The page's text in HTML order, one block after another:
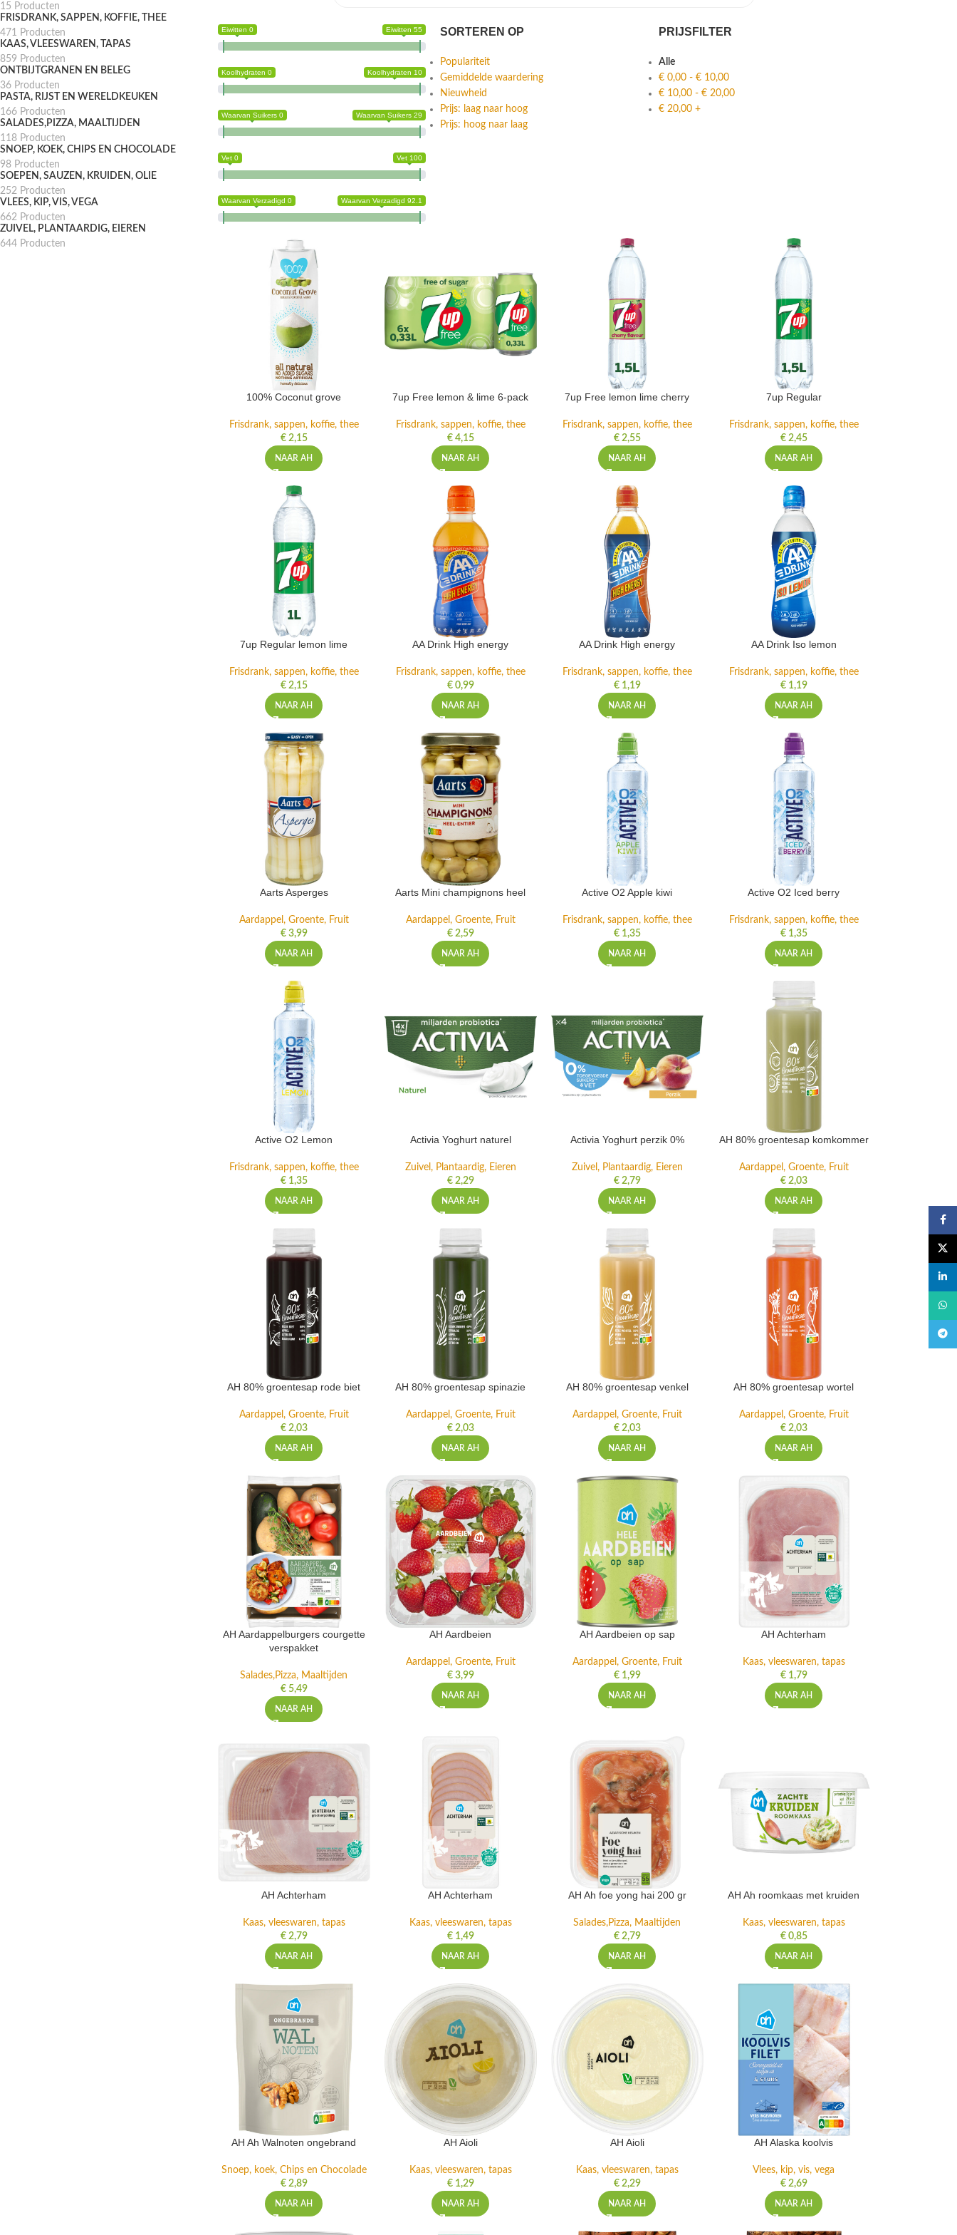
15 Producten
FRISDRANK, SAPPEN, KOFFIE, THEE
471 Producten
KAAS, VLEESWAREN, TAPAS
859 Producten
ONTBIJTGRANEN EN BELEG
36 Producten
PASTA, RIJST EN WERELDKEUKEN
166 Producten
SALADES,PIZZA, MAALTIJDEN
118 Producten
SNOEP, KOEK, CHIPS EN CHOCOLADE
98 Producten
SOEPEN, SAUZEN, KRUIDEN, OLIE
252 Producten
VLEES, KIP, VIS, VEGA
662 Producten
ZUIVEL, PLANTAARDIG, EIEREN
644 Producten
Eiwitten 0 Eiwitten 55
Koolhydraten 0 Koolhydraten 10
Waarvan Suikers 0 Waarvan Suikers 29
Vet 0 Vet 100
Waarvan Verzadigd 0 Waarvan Verzadigd 92.1
SORTEREN OP
Populariteit
Gemiddelde waardering
Nieuwheid
Prijs: laag naar hoog
Prijs: hoog naar laag
PRIJSFILTER
Alle
€0,00- €10,00
€10,00- €20,00
€20,00+
100% Coconut grove
Frisdrank, sappen, koffie, thee
€2,15
NAAR AH
7up Free lemon & lime 6-pack
Frisdrank, sappen, koffie, thee
€4,15
NAAR AH
7up Free lemon lime cherry
Frisdrank, sappen, koffie, thee
€2,55
NAAR AH
7up Regular
Frisdrank, sappen, koffie, thee
€2,45
NAAR AH
7up Regular lemon lime
Frisdrank, sappen, koffie, thee
€2,15
NAAR AH
AA Drink High energy
Frisdrank, sappen, koffie, thee
€0,99
NAAR AH
AA Drink High energy
Frisdrank, sappen, koffie, thee
€1,19
NAAR AH
AA Drink Iso lemon
Frisdrank, sappen, koffie, thee
€1,19
NAAR AH
Aarts Asperges
Aardappel, Groente, Fruit
€3,99
NAAR AH
Aarts Mini champignons heel
Aardappel, Groente, Fruit
€2,59
NAAR AH
Active O2 Apple kiwi
Frisdrank, sappen, koffie, thee
€1,35
NAAR AH
Active O2 Iced berry
Frisdrank, sappen, koffie, thee
€1,35
NAAR AH
Active O2 Lemon
Frisdrank, sappen, koffie, thee
€1,35
NAAR AH
Activia Yoghurt naturel
Zuivel, Plantaardig, Eieren
€2,29
NAAR AH
Activia Yoghurt perzik 0%
Zuivel, Plantaardig, Eieren
€2,79
NAAR AH
AH 80% groentesap komkommer
Aardappel, Groente, Fruit
€2,03
NAAR AH
AH 80% groentesap rode biet
Aardappel, Groente, Fruit
€2,03
NAAR AH
AH 80% groentesap spinazie
Aardappel, Groente, Fruit
€2,03
NAAR AH
AH 80% groentesap venkel
Aardappel, Groente, Fruit
€2,03
NAAR AH
AH 80% groentesap wortel
Aardappel, Groente, Fruit
€2,03
NAAR AH
AH Aardappelburgers courgette
verspakket
Salades,Pizza, Maaltijden
€5,49
NAAR AH
AH Aardbeien
Aardappel, Groente, Fruit
€3,99
NAAR AH
AH Aardbeien op sap
Aardappel, Groente, Fruit
€1,99
NAAR AH
AH Achterham
Kaas, vleeswaren, tapas
€1,79
NAAR AH
AH Achterham
Kaas, vleeswaren, tapas
€2,79
NAAR AH
AH Achterham
Kaas, vleeswaren, tapas
€1,49
NAAR AH
AH Ah foe yong hai 200 gr
Salades,Pizza, Maaltijden
€2,79
NAAR AH
AH Ah roomkaas met kruiden
Kaas, vleeswaren, tapas
€0,85
NAAR AH
AH Ah Walnoten ongebrand
Snoep, koek, Chips en Chocolade
€2,89
NAAR AH
AH Aioli
Kaas, vleeswaren, tapas
€1,29
NAAR AH
AH Aioli
Kaas, vleeswaren, tapas
€2,29
NAAR AH
AH Alaska koolvis
Vlees, kip, vis, vega
€2,69
NAAR AH